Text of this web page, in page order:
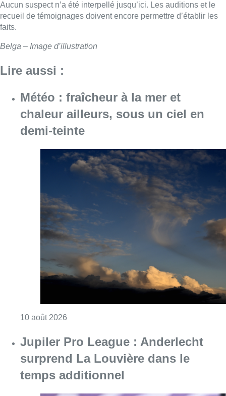
Aucun suspect n’a été interpellé jusqu’ici. Les auditions et le
recueil de témoignages doivent encore permettre d’établir les
faits.
Belga – Image d’illustration
Lire aussi :
Météo : fraîcheur à la mer et
chaleur ailleurs, sous un ciel en
demi-teinte
10 août 2026
Jupiler Pro League : Anderlecht
surprend La Louvière dans le
temps additionnel